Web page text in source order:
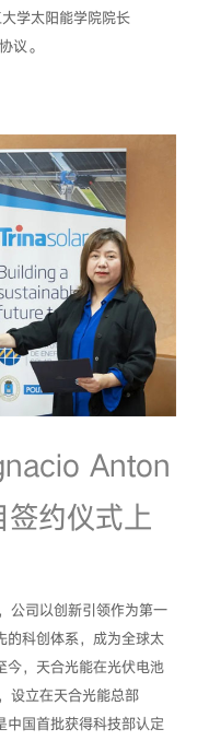
学太阳能学院院长
议。
Anton
约仪式上
公司以创新引领作为第一
的科创体系，成为全球太
今，天合光能在光伏电池
设立在天合光能总部
国首批获得科技部认定